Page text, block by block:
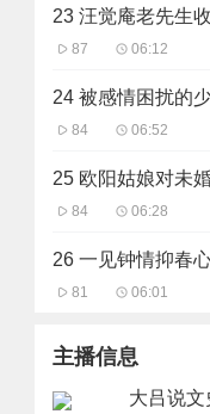
23 汪觉庵老先生
87 06:12
24 被感情困扰的
84 06:52
25 欧阳姑娘对未
84 06:28
26 一见钟情抑春
81 06:01
主播信息
大吕说文